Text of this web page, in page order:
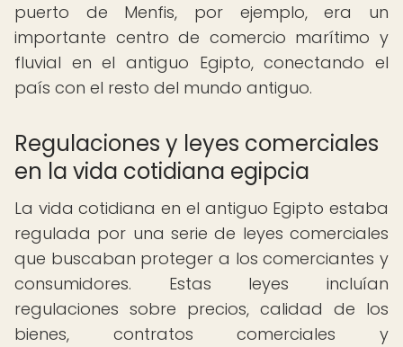
puerto de Menfis, por ejemplo, era un
importante centro de comercio marítimo y
fluvial en el antiguo Egipto, conectando el
país con el resto del mundo antiguo.
Regulaciones y leyes comerciales
en la vida cotidiana egipcia
La vida cotidiana en el antiguo Egipto estaba
regulada por una serie de leyes comerciales
que buscaban proteger a los comerciantes y
consumidores. Estas leyes incluían
regulaciones sobre precios, calidad de los
bienes, contratos comerciales y